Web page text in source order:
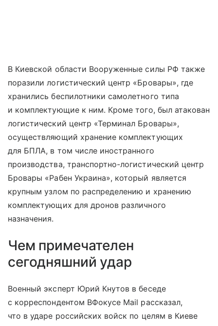
В Киевской области Вооруженные силы РФ также
поразили логистический центр «Бровары», где
хранились беспилотники самолетного типа
и комплектующие к ним. Кроме того, был атакован
логистический центр «Терминал Бровары»,
осуществляющий хранение комплектующих
для БПЛА, в том числе иностранного
производства, транспортно-логистический центр
Бровары «Рабен Украина», который является
крупным узлом по распределению и хранению
комплектующих для дронов различного
назначения.
Чем примечателен
сегодняшний удар
Военный эксперт Юрий Кнутов в беседе
с корреспондентом ВФокусе Mail рассказал,
что в ударе российских войск по целям в Киеве